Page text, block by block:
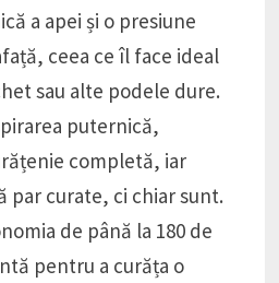
a apei și o presiune
ceea ce îl face ideal
sau alte podele dure.
puternică,
completă, iar
par curate, ci chiar sunt.
de până la 180 de
pentru a curăța o